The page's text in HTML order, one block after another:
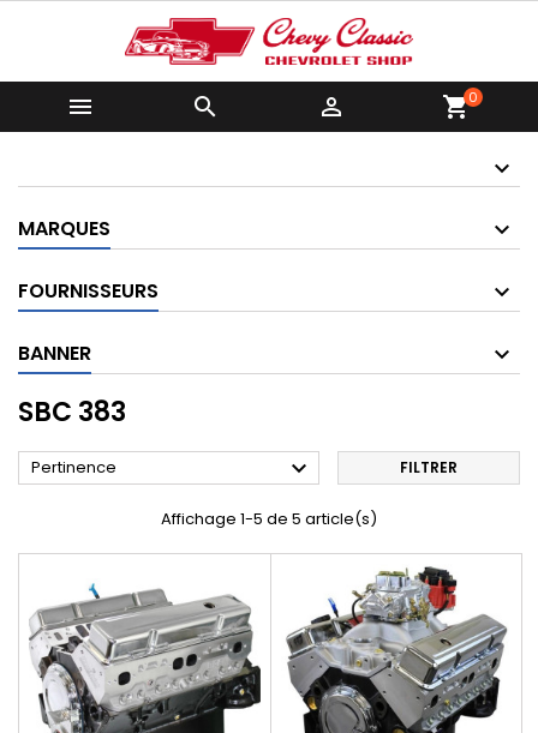
   shopping_cart0
MARQUES
FOURNISSEURS
BANNER
SBC 383
Pertinence  FILTRER
Affichage 1-5 de 5 article(s)